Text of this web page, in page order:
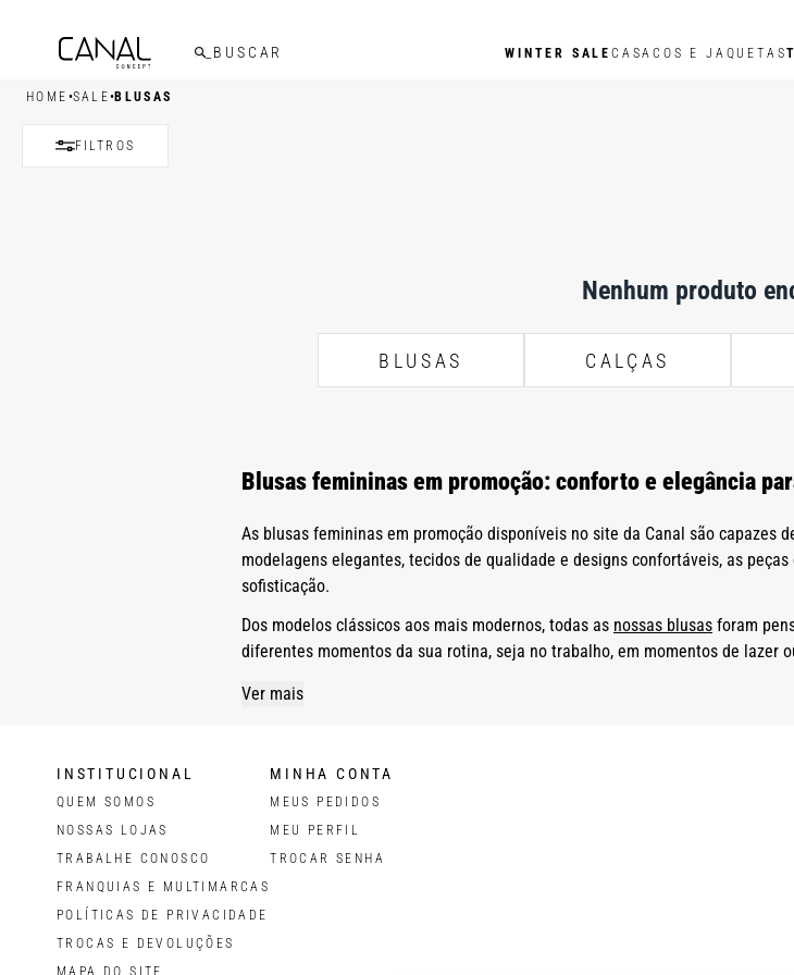
WINTER SALE CASACOS E JAQUETAS
HOME •SALE•BLUSAS
FILTROS
Nenhum produto
BLUSAS CALÇAS
Blusas femininas em promoção: conforto e elegância
As blusas femininas em promoção disponíveis no site da Canal são capazes
modelagens elegantes, tecidos de qualidade e designs confortáveis, as
sofisticação.
Dos modelos clássicos aos mais modernos, todas as nossas blusas foram
diferentes momentos da sua rotina, seja no trabalho, em momentos de lazer
Está em busca de blusas femininas em oferta que unem a versatilidade, o
No catálogo da Canal há diversos modelos de blusas femininas com
encontra versões que se adequam perfeitamente ao seu dia a dia ou se
Blusa feminina de manga curta
As blusas femininas de manga curta são fáceis de incluir na rotina, pois
saias. Tecidos como algodão e malha, por exemplo, garantem o conforto e
Ver mais
INSTITUCIONAL
QUEM SOMOS
NOSSAS LOJAS
TRABALHE CONOSCO
FRANQUIAS E MULTIMARCAS
POLÍTICAS DE PRIVACIDADE
TROCAS E DEVOLUÇÕES
MAPA DO SITE
MINHA CONTA
MEUS PEDIDOS
MEU PERFIL
TROCAR SENHA